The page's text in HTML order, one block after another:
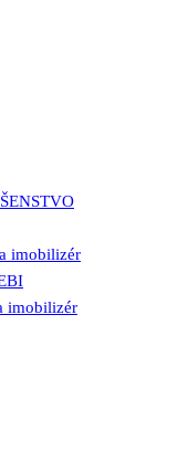
imobilizér
imobilizér